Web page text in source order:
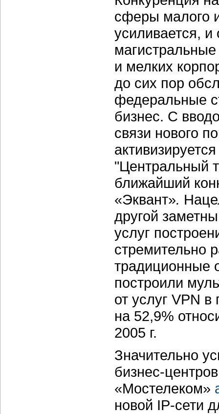
сферы малого
усиливается, и
и мелких
до сих пор
федеральные
бизнес. С
связи нового
"Центральный
ближайший
«Эквант».
другой
услуг
стремительно
традиционные
построили
от услуг VPN
на 52,9%
2005 г.
Значительно
бизнес-
«Мостелеком»
новой IP-сети